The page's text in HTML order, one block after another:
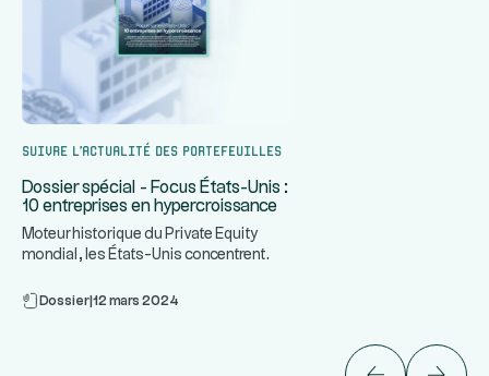
Suivre l’actualité des portefeuilles
Dossier spécial - Focus États-Unis :
10 entreprises en hypercroissance
Moteur historique du Private Equity
mondial, les États-Unis concentrent
Dossier 12 mars 2024